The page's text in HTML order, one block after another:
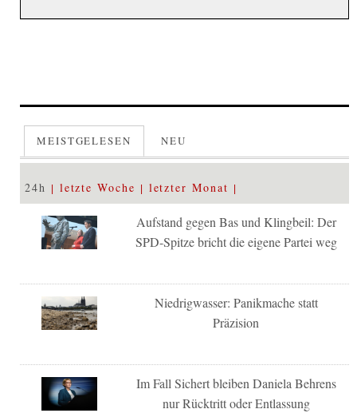
MEISTGELESEN NEU
24h letzte Woche letzter Monat
Aufstand gegen Bas und Klingbeil: Der
SPD-Spitze bricht die eigene Partei weg
Niedrigwasser: Panikmache statt
Präzision
Im Fall Sichert bleiben Daniela Behrens
nur Rücktritt oder Entlassung